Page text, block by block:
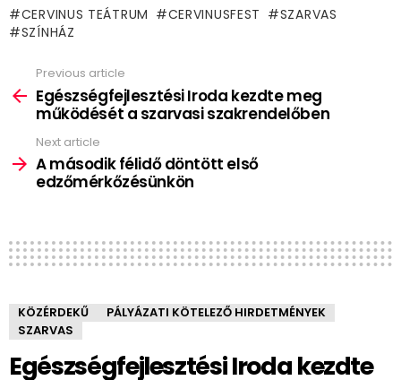
CERVINUS TEÁTRUM CERVINUSFEST
SZARVAS
SZÍNHÁZ
more
Previous article
Egészségfejlesztési Iroda kezdte meg
működését a szarvasi szakrendelőben
Next article
A második félidő döntött első
edzőmérkőzésünkön
KÖZÉRDEKŰ
PÁLYÁZATI KÖTELEZŐ HIRDETMÉNYEK
SZARVAS
Egészségfejlesztési Iroda kezdte